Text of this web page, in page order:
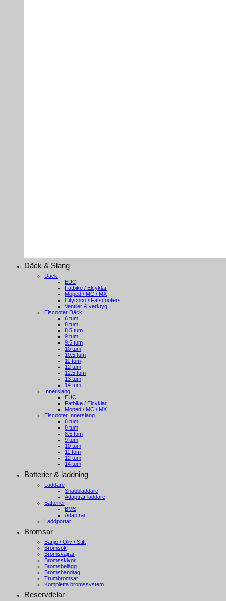
Däck & Slang
Däck
EUC
Fatbike / Elcyklar
Moped / MC / MX
Citycoco / Fatscooters
Ventiler & verktyg
Elscooter Däck
6 tum
8 tum
8.5 tum
9 tum
9.5 tum
10 tum
10.5 tum
11 tum
12 tum
12.5 tum
13 tum
14 tum
Innerslang
EUC
Fatbike / Elcyklar
Moped / MC / MX
Elscooter Innerslang
6 tum
8 tum
8.5 tum
9 tum
10 tum
11 tum
12 tum
14 tum
Batterier & laddning
Laddare
Snabbladdare
Adaptrar laddare
Batterier
BMS
Adaptrar
Laddportar
Bromsar
Banjo / Oliv / Stift
Bromsok
Bromsvajrar
Bromsskivor
Bromsbelägg
Bromshandtag
Trumbromsar
Kompletta bromssystem
Reservdelar